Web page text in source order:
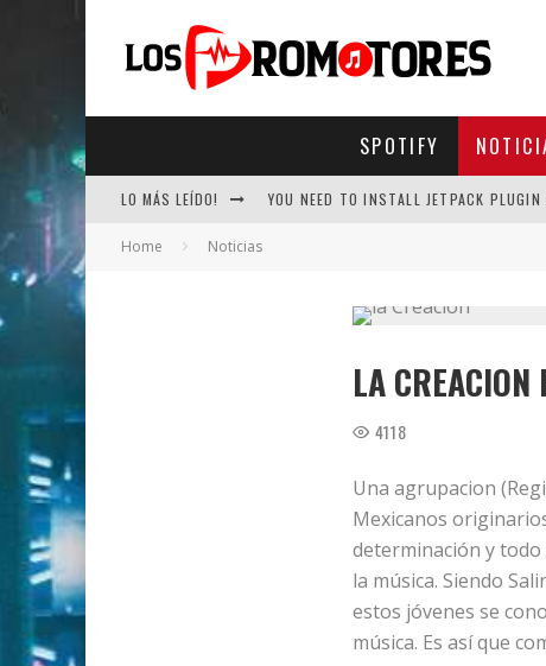
SPOTIFY
LO MÁS LEÍDO! YOU NEED TO INSTALL JETPACK
Home Noticias
LA CREACION
4118
Una agrupacion
Mexicanos
determinación y
la música. Siendo
estos jóvenes se
música. Es así que